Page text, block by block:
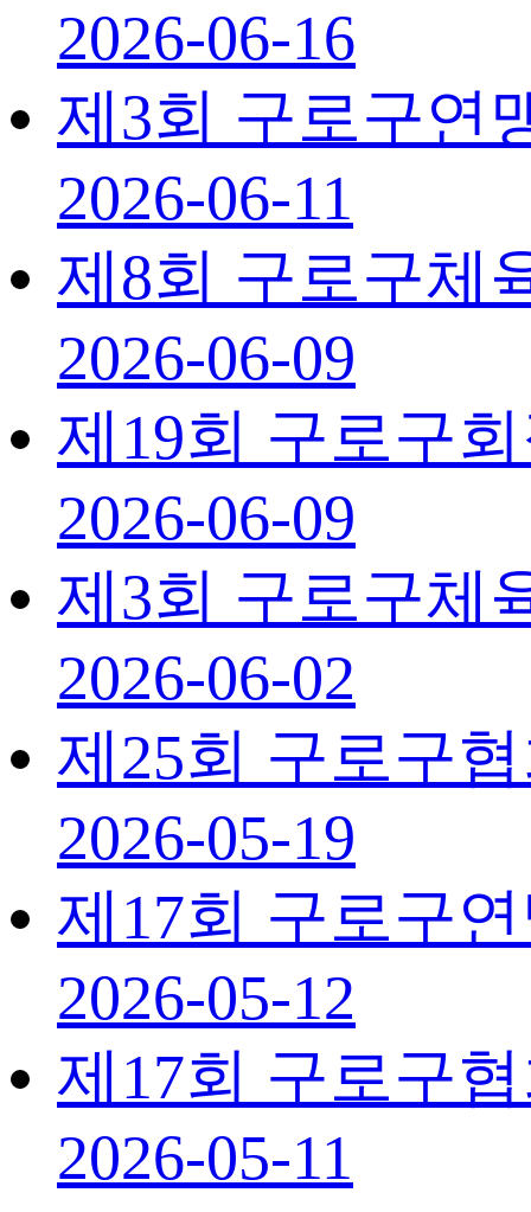
2026-06-16
제3회 구로구연
2026-06-11
제8회 구로구체
2026-06-09
제19회 구로구
2026-06-09
제3회 구로구체
2026-06-02
제25회 구로구
2026-05-19
제17회 구로구
2026-05-12
제17회 구로구
2026-05-11